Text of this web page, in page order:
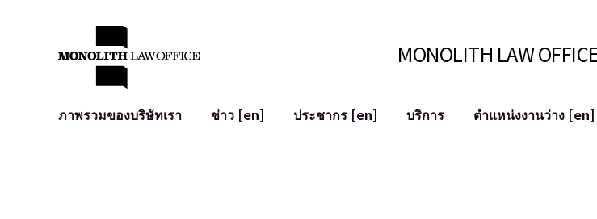
MONOLITH LAW
ภาพรวมของบริษัทเรา
ข่าว [en] ประชากร [en]
บริการ
ตำแหน่งงานว่าง [en]